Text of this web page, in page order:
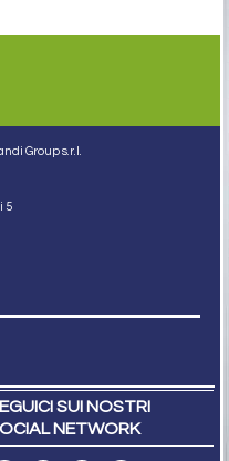
Group s.r.l.
5
SUI NOSTRI
NETWORK